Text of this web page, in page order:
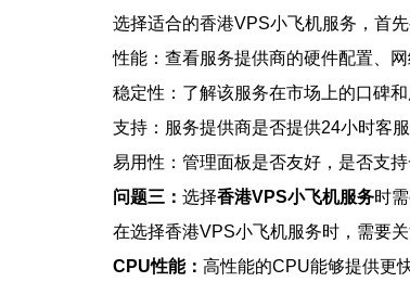
选择适合的香港VPS小飞机服务，首
性能：查看服务提供商的硬件配置、网
稳定性：了解该服务在市场上的口碑和
支持：服务提供商是否提供24小时客服
易用性：管理面板是否友好，是否支持
问题三： 选择香港VPS小飞机服务时
在选择香港VPS小飞机服务时，需要关
CPU性能： 高性能的CPU能够提供更